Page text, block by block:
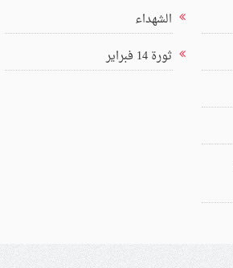
الشهداء
ثورة 14 فبراير